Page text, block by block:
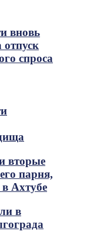
вновь
отпуск
спроса
вторые
парня,
Ахтубе
в